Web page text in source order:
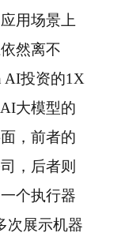
用场景上
然离不
AI投资的1X
大模型的
，前者的
，后者则
个执行器
次展示机器